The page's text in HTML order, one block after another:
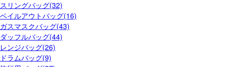
スリングバッグ(32)
ベイルアウトバッグ(16)
ガスマスクバッグ(43)
ダッフルバッグ(44)
レンジバッグ(26)
ドラムバッグ(9)